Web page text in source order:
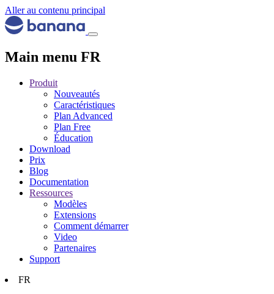
Aller au contenu principal
Main menu FR
Produit
Nouveautés
Caractéristiques
Plan Advanced
Plan Free
Éducation
Download
Prix
Blog
Documentation
Ressources
Modèles
Extensions
Comment démarrer
Video
Partenaires
Support
FR